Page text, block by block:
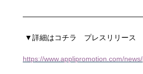
▼詳細はコチラ プレスリリース
https://www.applipromotion.com/